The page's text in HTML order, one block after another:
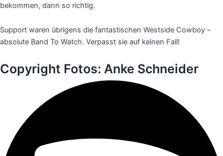
bekommen, dann so richtig.
Support waren übrigens die fantastischen Westside Cowboy –
absolute Band To Watch. Verpasst sie auf keinen Fall!
Copyright Fotos: Anke Schneider